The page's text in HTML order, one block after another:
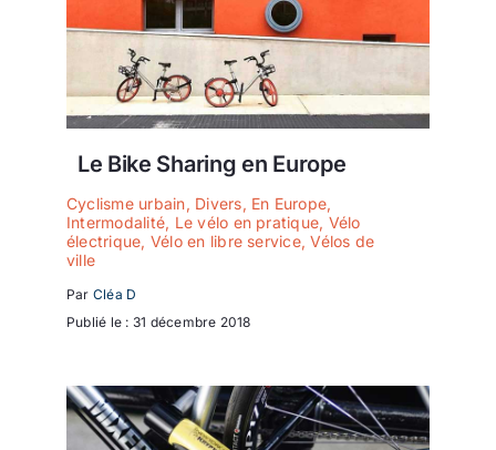
Le Bike Sharing en Europe
Cyclisme urbain, Divers, En Europe,
Intermodalité, Le vélo en pratique, Vélo
électrique, Vélo en libre service,Vélos de
ville
Par Cléa D
Publié le : 31 décembre 2018